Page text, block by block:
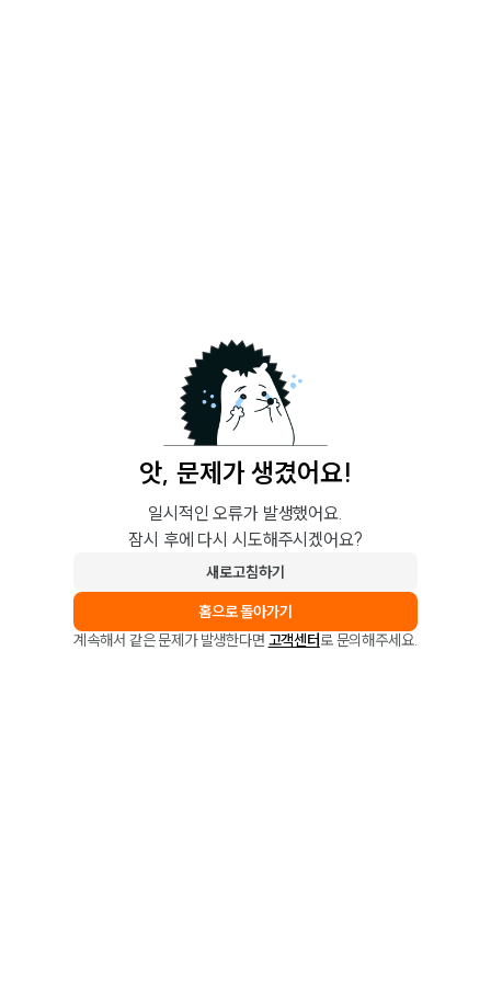
앗, 문제가 생겼어요!
일시적인 오류가 발생했어요.
잠시 후에 다시 시도해주시겠어요?
새로고침하기
홈으로 돌아가기
계속해서 같은 문제가 발생한다면 고객센터로 문의해주세요.